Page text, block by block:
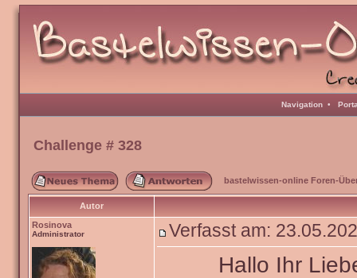
Navigation •
Challenge # 328
bastelwissen-online Foren-
Autor
Rosinova
Administrator Verfasst am:
Hallo Ihr